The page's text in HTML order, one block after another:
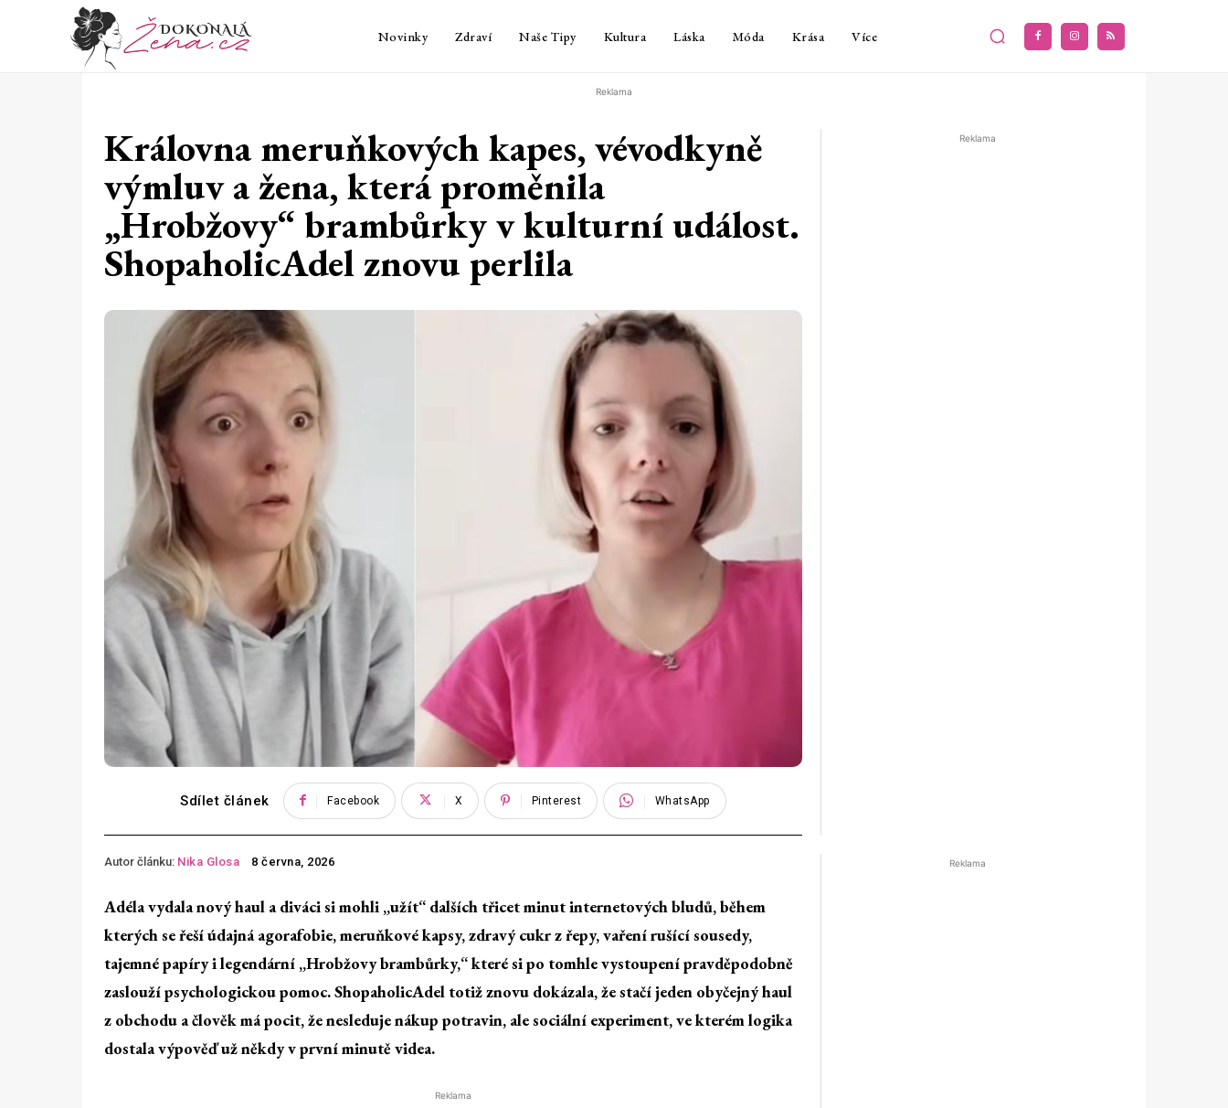
Novinky Zdraví Naše Tipy Kultura Láska Móda Krása Více
Reklama
Královna meruňkových kapes, vévodkyně
výmluv a žena, která proměnila
„Hrobžovy“ brambůrky v kulturní událost.
ShopaholicAdel znovu perlila
Sdílet článek Facebook X Pinterest WhatsApp
Reklama
Autor článku: Nika Glosa 8 června, 2026
Adéla vydala nový haul a diváci si mohli „užít“ dalších třicet minut internetových bludů, během
kterých se řeší údajná agorafobie, meruňkové kapsy, zdravý cukr z řepy, vaření rušící sousedy,
tajemné papíry i legendární „Hrobžovy brambůrky,“ které si po tomhle vystoupení pravděpodobně
zaslouží psychologickou pomoc. ShopaholicAdel totiž znovu dokázala, že stačí jeden obyčejný haul
z obchodu a člověk má pocit, že nesleduje nákup potravin, ale sociální experiment, ve kterém logika
dostala výpověď už někdy v první minutě videa.
Reklama
Reklama